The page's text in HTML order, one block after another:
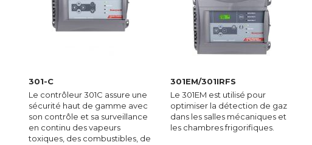
301-C
Le contrôleur 301C assure une
sécurité haut de gamme avec
son contrôle et sa surveillance
en continu des vapeurs
toxiques, des combustibles, de
301EM/301IRFS
Le 301EM est utilisé pour
optimiser la détection de gaz
dans les salles mécaniques et
les chambres frigorifiques.